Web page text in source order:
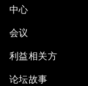
中心
会议
利益相关方
论坛故事